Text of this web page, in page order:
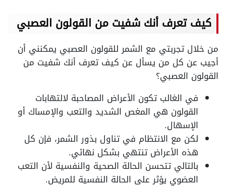
كيف تعرف أنك شفيت من القولون العصبي
من خلال تجربتي مع الشمر للقولون العصبي يمكنني أن
أجيب عن كل من يسأل عن كيف تعرف أنك شفيت من
القولون العصبي؟
في الغالب تكون الأعراض المصاحبة لالتهابات
القولون هي المغص الشديد والتعب والإمساك أو
الإسهال.
لكن مع الانتظام في تناول بذور الشمر، فإن كل
هذه الأعراض تنتهي بشكل نهائي.
بالتالي تتحسن الحالة الصحية والنفسية لأن التعب
العضوي يؤثر على الحالة النفسية للمريض.